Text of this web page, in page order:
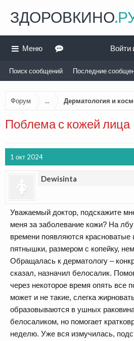
Форум ... Дерматология и
Поблема с кожей лица
1 окт 2024
Dewisinta
Уважаемый доктор, подскажите
меня за заболевание кожи? На
времени появляются
пятнышки, размером с копейку,
Обращалась к дерматологу –
сказал, назначил белосалик.
через некоторое время опять все
может и не такие, слегка
образовываются в ушных
белосаликом, но помогает
неделю. Уже вся измучилась,
ЗДОРОВКИНО
Меню
Поиск сообщений Последние
Войти